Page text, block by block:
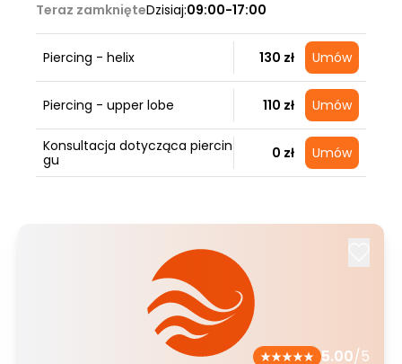
Teraz zamknięteDzisiaj:09:00-17:00
Piercing - helix 130 zł Umów
Piercing - upper lobe 110 zł Umów
Konsultacja dotycząca piercin
gu
0 zł Umów
5.00/5